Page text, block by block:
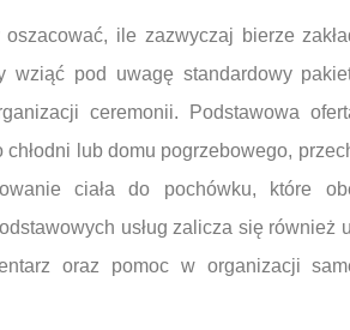
oszacować, ile zazwyczaj bierze
wziąć pod uwagę standardowy
ceremonii. Podstawowa
lub domu pogrzebowego,
ciała do pochówku, które
usług zalicza się
oraz pomoc w organizacji